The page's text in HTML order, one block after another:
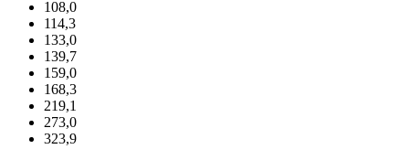
108,0
114,3
133,0
139,7
159,0
168,3
219,1
273,0
323,9